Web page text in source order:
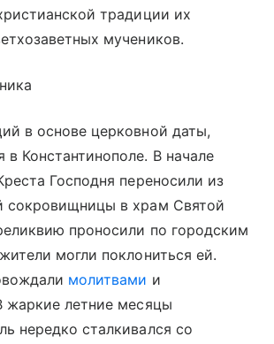
традиции их
мучеников.
в основе церковной даты,
Константинополе. В начале
Господня переносили из
сокровищницы в храм Святой
проносили по городским
могли поклониться ей.
молитвами и
жаркие летние месяцы
нередко сталкивался со